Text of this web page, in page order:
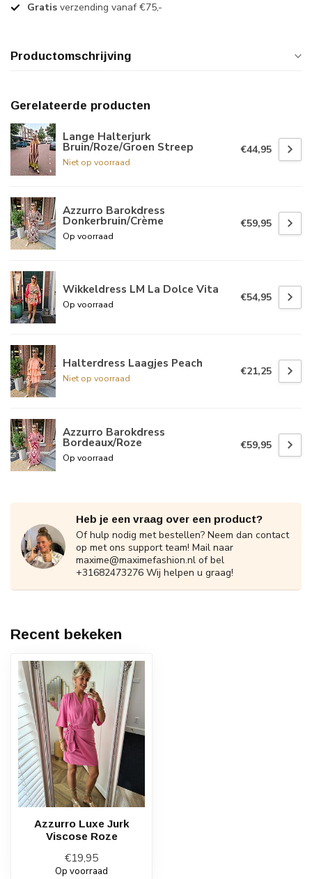
Gratis verzending vanaf €75,-
Productomschrijving
Gerelateerde producten
Lange Halterjurk
Bruin/Roze/Groen Streep
Niet op voorraad
€44,95
Azzurro Barokdress
Donkerbruin/Crème
Op voorraad
€59,95
Wikkeldress LM La Dolce Vita
Op voorraad
€54,95
Halterdress Laagjes Peach
Niet op voorraad
€21,25
Azzurro Barokdress
Bordeaux/Roze
Op voorraad
€59,95
Heb je een vraag over een product?
Of hulp nodig met bestellen? Neem dan contact
op met ons support team! Mail naar
maxime@maximefashion.nl of bel
+31682473276 Wij helpen u graag!
Recent bekeken
Azzurro Luxe Jurk
Viscose Roze
€19,95
Op voorraad